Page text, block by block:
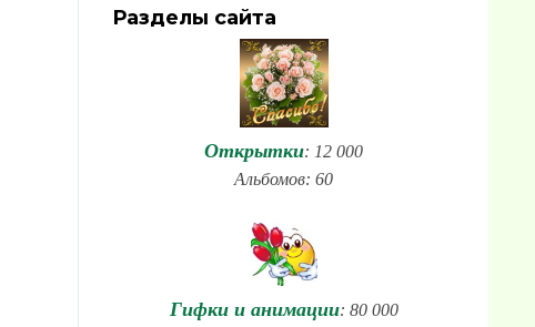
Разделы сайта
Открытки: 12 000
Альбомов: 60
Гифки и анимации: 80 000